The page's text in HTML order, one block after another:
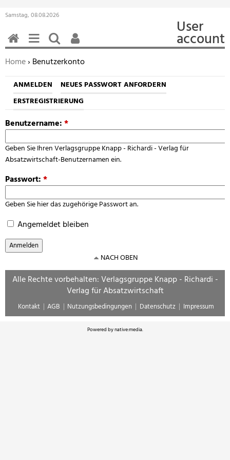
Samstag, 08.08.2026
User
account
Sie befinden sich hier:
Home› Benutzerkonto
ANMELDEN
NEUES PASSWORT ANFORDERN
ERSTREGISTRIERUNG
Benutzername:*
Geben Sie Ihren Verlagsgruppe Knapp - Richardi - Verlag für
Absatzwirtschaft-Benutzernamen ein.
Passwort:*
Geben Sie hier das zugehörige Passwort an.
Angemeldet bleiben
HOMEMENÜSUCHEN
BENUTZERFUNKTIONEN
NACH OBEN
Alle Rechte vorbehalten: Verlagsgruppe Knapp - Richardi -
Verlag für Absatzwirtschaft
Kontakt AGB Nutzungsbedingungen Datenschutz Impressum
Powered bynative:media.